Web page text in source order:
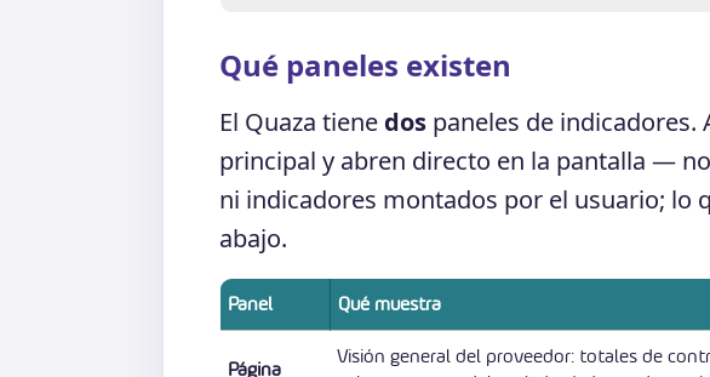
Qué paneles existen
El Quaza tiene dos paneles de indicadores.
principal y abren directo en la pantalla —
ni indicadores montados por el usuario; lo
abajo.
Panel Qué muestra
Página
Visión general del proveedor: totales de